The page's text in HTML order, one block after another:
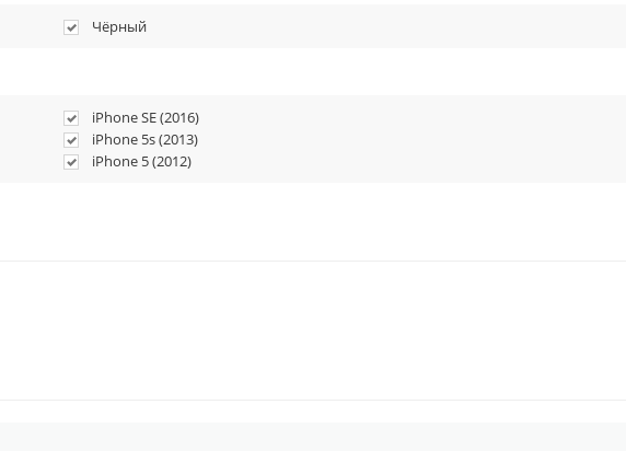
Чёрный
iPhone SE (2016)
iPhone 5s (2013)
iPhone 5 (2012)